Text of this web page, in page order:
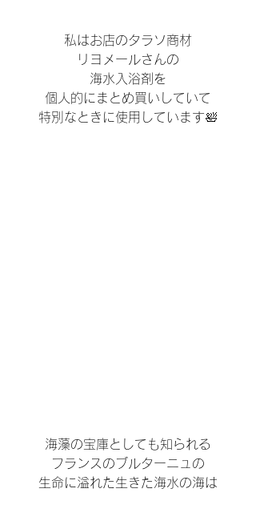
私はお店のタラソ商材
リヨメールさんの
海水入浴剤を
個人的にまとめ買いしていて
特別なときに使用しています🛀
海藻の宝庫としても知られる
フランスのブルターニュの
生命に溢れた生きた海水の海は